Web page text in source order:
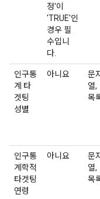
정'이
'TRUE'인
경우 필
수입니
다.
인구통
계 타
겟팅
성별
아니요
문
열,
목
인구통
계학적
타겟팅
연령
아니요
문
열,
목